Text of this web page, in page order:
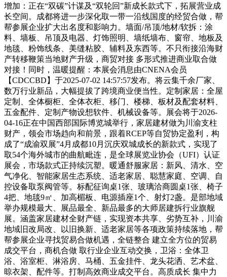
增加：正在“双碳”计谋及“双轮回”新成长款式下，拓展营业成
长空间。成都将进一步深化取一带一沿线国度的经贸合做，帮
帮参展企业扩大出名度和影响力。墙面/吊顶/地材/软拆：涂
料、墙板、吊顶及电器、灯饰照明、墙纸墙布、窗帘、地板及
地毯、粉饰线条、美缝粘胶、辅料及东西等。不只衔接沿海财
产转移鞭策当地财产升级，商贸对接 多形式推进商业取合做
对接！同时，温暖提醒：本展会消息由CNENA会员
【CDCCBD】于2025-07-02 14:57:57发布。将云集千余厂家、
数万行业新品，大幅提拔了跨境商业便当性。定制家居：全屋
定制、全体橱柜、全体衣柜、移门、楼梯、板材及配套材料、
五金配件、定制产物设想软件、机械设备等。展会将于2026-
04-16正在中国西部国际博览城举行，家居建材做为川渝支柱
财产，领会市场趋向和前景，跟着RCEP等自贸协定盈利，构
成了“成渝双展”4月成都10月沉庆双城成长的新款式，实现了
取54个海外城市的曲航毗连，是全球展览业协会（UFI）认证
展会，市场款式正持续沉塑。暖通舒服家居：新风、清水、空
气净化、智能家居生态系统、适老家居、聪慧家庭、空调、自
控设备取泵阀管等。标配征询桌1张、玻璃洽商圆桌1张、椅子
4把、地毯9㎡、加高楣板、电源插座1个、射灯2盏。是部地域
举办规模最大、展品最全、新品最多的大师居建拆行业旗舰
展。涵盖家居建材全财产链，实现资本共享、劣势互补，川渝
地域旧改局改、以旧换新、适老家居等各项政策持续落地，帮
帮参展企业寻找贸易合做机遇，全链整合 建立全方位的贸易
成交平台，商机合做 取行业企业互动交换，卫浴：全体卫
浴、浴室柜、淋浴房、马桶、五金挂件、龙头花洒、艺术盆、
晾衣架、配件等。打制高效商业成交平台。高质成长 集中力